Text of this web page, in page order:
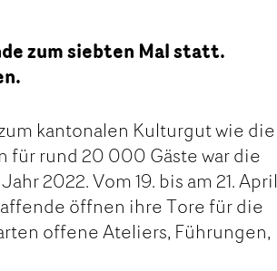
zum siebten Mal statt.
kantonalen Kulturgut wie die
für rund 20 000 Gäste war die
2022. Vom 19. bis am 21. April
öffnen ihre Tore für die
offene Ateliers, Führungen,